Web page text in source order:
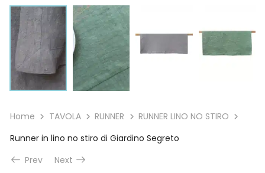
Home TAVOLA RUNNER
RUNNER LINO NO STIRO
Runner in lino no stiro di Giardino Segreto
Prev
Next